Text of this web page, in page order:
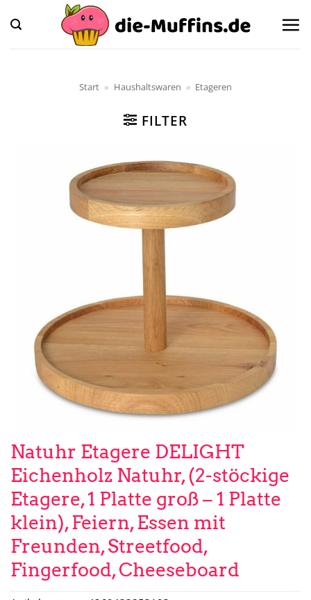
Inhalt
springen
Start » Haushaltswaren » Etageren
FILTER
Natuhr Etagere DELIGHT
Eichenholz Natuhr, (2-stöckige
Etagere, 1 Platte groß – 1 Platte
klein), Feiern, Essen mit
Freunden, Streetfood,
Fingerfood, Cheeseboard